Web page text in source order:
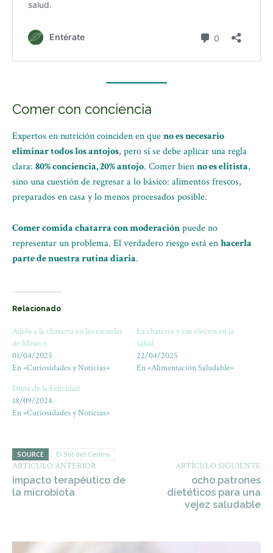
Comer con conciencia
Expertos en nutrición coinciden en queno es necesario
eliminar todos los antojos, pero sí se debe aplicar una regla
clara: 80% conciencia, 20% antojo. Comer bienno es elitista,
sino una cuestión de regresar a lo básico: alimentos frescos,
preparados en casa y lo menos procesados posible.
Comer comida chatarra con moderaciónpuede no
representar un problema. El verdadero riesgo está enhacerla
parte de nuestra rutina diaria.
Relacionado
Adiós a la chatarra en las escuelas
de México
01/04/2025
En «Curiosidades y Noticias»
La chatarra y sus efectos en la
salud
22/04/2025
En «Alimentación Saludable»
Dieta de la Felicidad
18/09/2024
En «Curiosidades y Noticias»
SOURCE El Sol del Centro
ARTÍCULO ANTERIOR
impacto terapéutico de
la microbiota
ARTÍCULO SIGUIENTE
ocho patrones
dietéticos para una
vejez saludable